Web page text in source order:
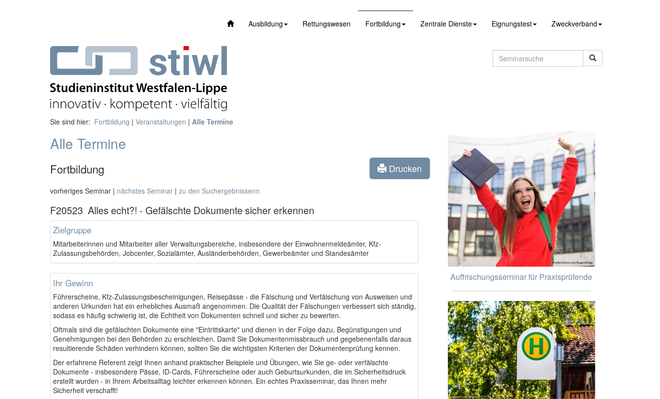
Ausbildung Rettungswesen Fortbildung Zentrale Dienste Eignungstest Zweckverband
Sie sind hier: Fortbildung | Veranstaltungen | Alle Termine
Alle Termine
Fortbildung Drucken
vorheriges Seminar | nächstes Seminar | zu den Suchergebnissenn
F20523 Alles echt?! - Gefälschte Dokumente sicher erkennen
Zielgruppe
Mitarbeiterinnen und Mitarbeiter aller Verwaltungsbereiche, insbesondere der Einwohnermeldeämter, Kfz-
Zulassungsbehörden, Jobcenter, Sozialämter, Ausländerbehörden, Gewerbeämter und Standesämter
Ihr Gewinn
Führerscheine, Kfz-Zulassungsbescheinigungen, Reisepässe - die Fälschung und Verfälschung von Ausweisen und
anderen Urkunden hat ein erhebliches Ausmaß angenommen. Die Qualität der Fälschungen verbessert sich ständig,
sodass es häufig schwierig ist, die Echtheit von Dokumenten schnell und sicher zu bewerten.
Oftmals sind die gefälschten Dokumente eine "Eintrittskarte" und dienen in der Folge dazu, Begünstigungen und
Genehmigungen bei den Behörden zu erschleichen. Damit Sie Dokumentenmissbrauch und gegebenenfalls daraus
resultierende Schäden verhindern können, sollten Sie die wichtigsten Kriterien der Dokumentenprüfung kennen.
Der erfahrene Referent zeigt Ihnen anhand praktischer Beispiele und Übungen, wie Sie ge- oder verfälschte
Dokumente - insbesondere Pässe, ID-Cards, Führerscheine oder auch Geburtsurkunden, die im Sicherheitsdruck
erstellt wurden - in Ihrem Arbeitsalltag leichter erkennen können. Ein echtes Praxisseminar, das Ihnen mehr
Sicherheit verschafft!
Auffrischungsseminar für Praxisprüfende